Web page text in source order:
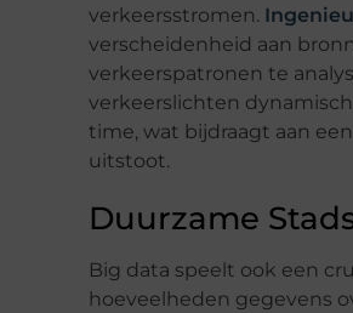
verkeersstromen.
verscheidenheid aan
verkeerspatronen te
verkeerslichten
time, wat bijdraagt aan
uitstoot.
Duurzame
Big data speelt ook een
hoeveelheden gegevens